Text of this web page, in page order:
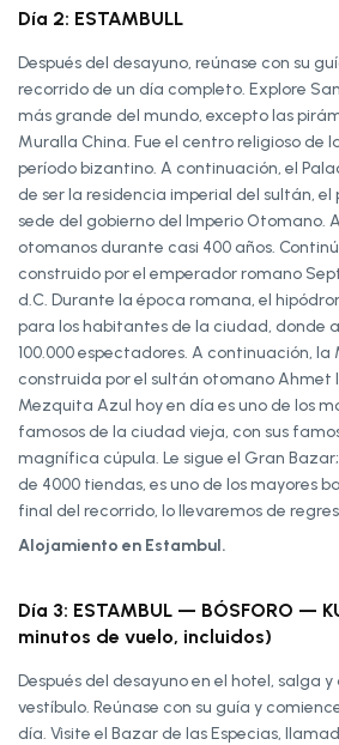
Día 2: ESTAMBULL
Después del desayuno, reúnase con su
recorrido de un día completo. Explore
más grande del mundo, excepto las
Muralla China. Fue el centro religioso de
período bizantino. A continuación, el
de ser la residencia imperial del sultán,
sede del gobierno del Imperio Otomano.
otomanos durante casi 400 años.
construido por el emperador romano
d.C. Durante la época romana, el
para los habitantes de la ciudad, donde
100.000 espectadores. A continuación,
construida por el sultán otomano Ahmet I
Mezquita Azul hoy en día es uno de los
famosos de la ciudad vieja, con sus
magnífica cúpula. Le sigue el Gran
de 4000 tiendas, es uno de los mayores
final del recorrido, lo llevaremos de
Alojamiento en Estambul.
Día 3: ESTAMBUL — BÓSFORO —
minutos de vuelo, incluidos)
Después del desayuno en el hotel, salga
vestíbulo. Reúnase con su guía y
día. Visite el Bazar de las Especias,